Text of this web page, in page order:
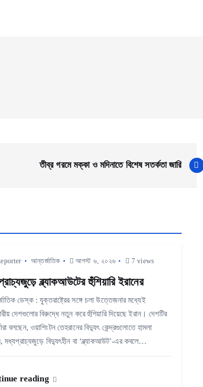
তীব্র গরমে মক্কা ও মদিনাতে বিশেষ সতর্কতা জারি
আন্তর্জাতিক আগস্ট ৬, ২০২৬ 7 views
ব্ল্যাকআউটের হুঁশিয়ারি ইরানের
ডেস্ক : যুক্তরাষ্ট্রের সঙ্গে চলা উত্তেজনার মধ্যেই
দেশগুলোর বিরুদ্ধে নতুন করে হুঁশিয়ারি দিয়েছে ইরান। দেশটির
বলছেন, ওয়াশিংটন তেহরানের বিদ্যুৎ কেন্দ্রগুলোতে হামলা
মধ্যপ্রাচ্যজুড়ে বিদ্যুৎহীন বা ‘ব্ল্যাকআউট’-এর কবলে…
reading